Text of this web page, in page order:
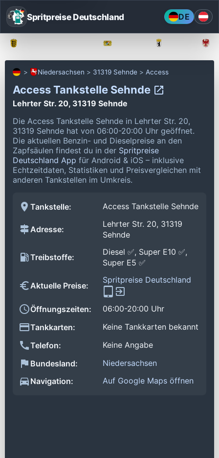
Spritpreise Deutschland DE
Niedersachsen 31319 Sehnde Access
Access Tankstelle Sehnde
Lehrter Str. 20, 31319 Sehnde
Die Access Tankstelle Sehnde in Lehrter Str. 20,
31319 Sehnde hat von 06:00-20:00 Uhr geöffnet.
Die aktuellen Benzin- und Dieselpreise an den
Zapfsäulen findest du in der Spritpreise
Deutschland App für Android & iOS – inklusive
Echtzeitdaten, Statistiken und Preisvergleichen mit
anderen Tankstellen im Umkreis.
Tankstelle: Access Tankstelle Sehnde
Adresse:
Lehrter Str. 20, 31319
Sehnde
Treibstoffe:
Diesel ✅, Super E10 ✅,
Super E5 ✅
Aktuelle Preise:
Spritpreise Deutschland
Öffnungszeiten:
06:00-20:00 Uhr
Tankkarten:
Keine Tankkarten bekannt
Telefon:
Keine Angabe
Bundesland:
Niedersachsen
Navigation:
Auf Google Maps öffnen